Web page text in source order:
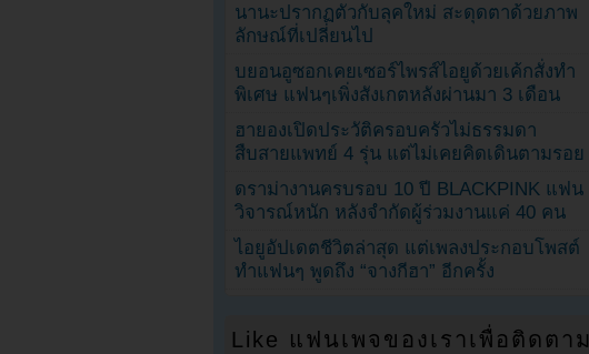
นานะปรากฏตัวกับลุคใหม่ สะดุดตาด้วยภาพ
ลักษณ์ที่เปลี่ยนไป
บยอนอูซอกเคยเซอร์ไพรส์ไอยูด้วยเค้กสั่งทำ
พิเศษ แฟนๆเพิ่งสังเกตหลังผ่านมา 3 เดือน
ฮายองเปิดประวัติครอบครัวไม่ธรรมดา
สืบสายแพทย์ 4 รุ่น แต่ไม่เคยคิดเดินตามรอย
ดราม่างานครบรอบ 10 ปี BLACKPINK แฟน
วิจารณ์หนัก หลังจำกัดผู้ร่วมงานแค่ 40 คน
ไอยูอัปเดตชีวิตล่าสุด แต่เพลงประกอบโพสต์
ทำแฟนๆ พูดถึง “จางกีฮา” อีกครั้ง
Like แฟนเพจของเราเพื่อติดตาม